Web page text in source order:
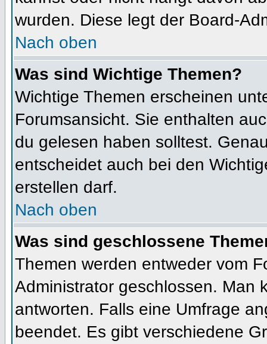
wurden. Diese legt der Board-
Nach oben
Was sind Wichtige Themen?
Wichtige Themen erscheinen
Forumsansicht. Sie enthalten
du gelesen haben solltest.
entscheidet auch bei den
erstellen darf.
Nach oben
Was sind geschlossene
Themen werden entweder vom
Administrator geschlossen. Man
antworten. Falls eine Umfrage
beendet. Es gibt verschiedene